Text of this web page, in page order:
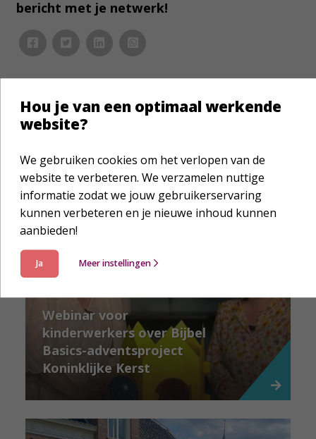
bericht met je netwerk!
Laat je verder inspireren
Webinar voor
kinderwerkers over Bijbel
Basics-adventsproject
Koninklijke Kerst
Hou je van een optimaal werkende
website?
We gebruiken cookies om het verlopen van de
website te verbeteren. We verzamelen nuttige
informatie zodat we jouw gebruikerservaring
kunnen verbeteren en je nieuwe inhoud kunnen
aanbieden!
Ja Meer instellingen